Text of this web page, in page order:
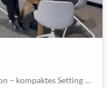
Privater Besprechungsraum in Carlton – kompaktes Setting für 1–4 Personen